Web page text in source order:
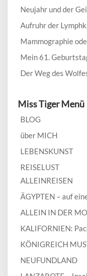
Neujahr und der
Aufruhr der
Mammographie
Mein 61.
Der Weg des
Miss Tiger Menü
BLOG
über MICH
LEBENSKUNST
REISELUST
ALLEINREISEN
ÄGYPTEN – auf
ALLEIN IN DER
KALIFORNIEN:
KÖNIGREICH
NEUFUNDLAND